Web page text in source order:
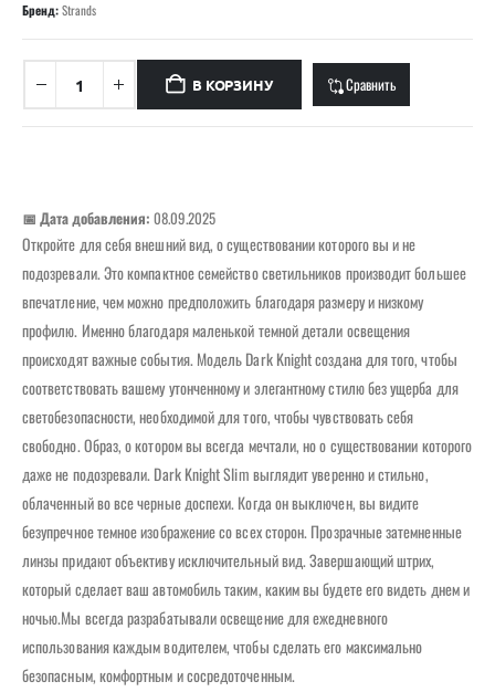
Бренд:Strands
В КОРЗИНУ Сравнить
📅 Дата добавления: 08.09.2025
Откройте для себя внешний вид, о существовании которого вы и не
подозревали. Это компактное семейство светильников производит большее
впечатление, чем можно предположить благодаря размеру и низкому
профилю. Именно благодаря маленькой темной детали освещения
происходят важные события. Модель Dark Knight создана для того, чтобы
соответствовать вашему утонченному и элегантному стилю без ущерба для
светобезопасности, необходимой для того, чтобы чувствовать себя
свободно. Образ, о котором вы всегда мечтали, но о существовании которого
даже не подозревали. Dark Knight Slim выглядит уверенно и стильно,
облаченный во все черные доспехи. Когда он выключен, вы видите
безупречное темное изображение со всех сторон. Прозрачные затемненные
линзы придают объективу исключительный вид. Завершающий штрих,
который сделает ваш автомобиль таким, каким вы будете его видеть днем и
ночью.Мы всегда разрабатывали освещение для ежедневного
использования каждым водителем, чтобы сделать его максимально
безопасным, комфортным и сосредоточенным.